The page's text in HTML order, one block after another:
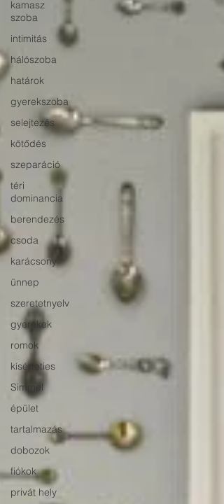
kamasz
szoba
intimitás
hálószoba
határok
gyerekszoba
selejtezés
kötődés
szeparáció
téri
dominancia
berendezés
csoda
karácsony
ünnep
szeretetnyelv
gyerekek
romok
kísérteties
Simmel
épület
tartalmazás
dobozok
fiókok
privát hely